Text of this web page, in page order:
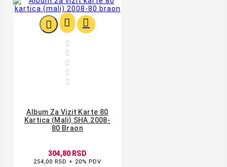
  





Album Za Vizit Karte 80
Kartica (mali) SHA.2008-
80 Braon
304,80 RSD
254,00 RSD + 20% PDV